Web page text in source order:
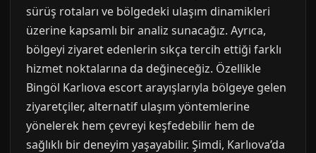
sürüş rotaları ve bölgedeki ulaşım dinamikleri
üzerine kapsamlı bir analiz sunacağız. Ayrıca,
bölgeyi ziyaret edenlerin sıkça tercih ettiği farklı
hizmet noktalarına da değineceğiz. Özellikle
Bingöl Karlıova escort arayışlarıyla bölgeye gelen
ziyaretçiler, alternatif ulaşım yöntemlerine
yönelerek hem çevreyi keşfedebilir hem de
sağlıklı bir deneyim yaşayabilir. Şimdi, Karlıova’da